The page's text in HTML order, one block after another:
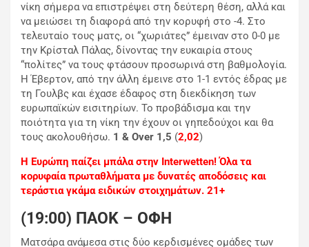
νίκη σήμερα να επιστρέψει στη δεύτερη θέση, αλλά και
να μειώσει τη διαφορά από την κορυφή στο -4. Στο
τελευταίο τους ματς, οι “χωριάτες” έμειναν στο 0-0 με
την Κρίσταλ Πάλας, δίνοντας την ευκαιρία στους
“πολίτες” να τους φτάσουν προσωρινά στη βαθμολογία.
Η Έβερτον, από την άλλη έμεινε στο 1-1 εντός έδρας με
τη Γουλβς και έχασε έδαφος στη διεκδίκηση των
ευρωπαϊκών εισιτηρίων. Το προβάδισμα και την
ποιότητα για τη νίκη την έχουν οι γηπεδούχοι και θα
τους ακολουθήσω. 1 & Οver 1,5 (2,02)
Η Ευρώπη παίζει μπάλα στην Interwetten! Όλα τα
κορυφαία πρωταθλήματα με δυνατές αποδόσεις και
τεράστια γκάμα ειδικών στοιχημάτων. 21+
(19:00) ΠΑΟΚ – ΟΦΗ
Ματσάρα ανάμεσα στις δύο κερδισμένες ομάδες των